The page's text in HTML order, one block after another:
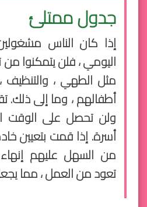
جدول ممتلئ
إذا كان الناس
اليومي ، فلن يتمكنوا
مثل الطهي ، والتنظيف
أطفالهم ، وما إلى ذلك.
ولن تحصل على الوقت
أسرة. إذا قمت بتعيين
من السهل عليهم
تعود من العمل ، مما